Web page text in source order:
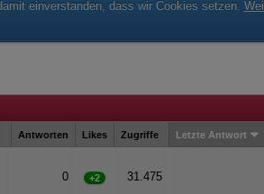
einverstanden, dass wir Cookies setzen.
Antworten Likes Zugriffe Letzte Antwort
0 +2 31.475